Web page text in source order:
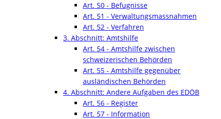
Art. 50 - Befugnisse
Art. 51 - Verwaltungsmassnahmen
Art. 52 - Verfahren
3. Abschnitt: Amtshilfe
Art. 54 - Amtshilfe zwischen
schweizerischen Behörden
Art. 55 - Amtshilfe gegenüber
ausländischen Behörden
4. Abschnitt: Andere Aufgaben des EDÖB
Art. 56 - Register
Art. 57 - Information